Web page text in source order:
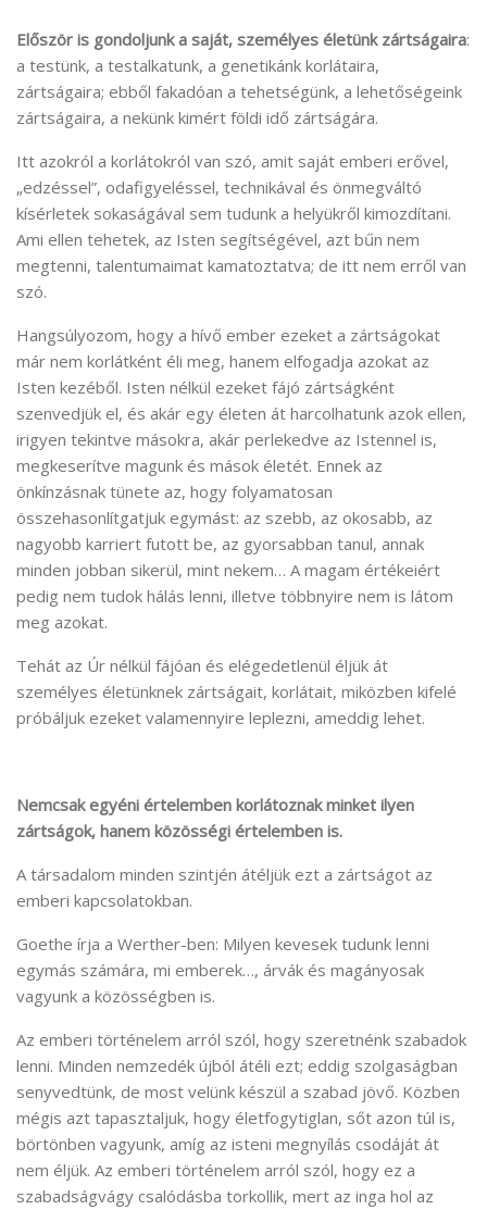
Először is gondoljunk a saját, személyes életünk zártságaira:
a testünk, a testalkatunk, a genetikánk korlátaira,
zártságaira; ebből fakadóan a tehetségünk, a lehetőségeink
zártságaira, a nekünk kimért földi idő zártságára.
Itt azokról a korlátokról van szó, amit saját emberi erővel,
„edzéssel”, odafigyeléssel, technikával és önmegváltó
kísérletek sokaságával sem tudunk a helyükről kimozdítani.
Ami ellen tehetek, az Isten segítségével, azt bűn nem
megtenni, talentumaimat kamatoztatva; de itt nem erről van
szó.
Hangsúlyozom, hogy a hívő ember ezeket a zártságokat
már nem korlátként éli meg, hanem elfogadja azokat az
Isten kezéből. Isten nélkül ezeket fájó zártságként
szenvedjük el, és akár egy életen át harcolhatunk azok ellen,
irigyen tekintve másokra, akár perlekedve az Istennel is,
megkeserítve magunk és mások életét. Ennek az
önkínzásnak tünete az, hogy folyamatosan
összehasonlítgatjuk egymást: az szebb, az okosabb, az
nagyobb karriert futott be, az gyorsabban tanul, annak
minden jobban sikerül, mint nekem… A magam értékeiért
pedig nem tudok hálás lenni, illetve többnyire nem is látom
meg azokat.
Tehát az Úr nélkül fájóan és elégedetlenül éljük át
személyes életünknek zártságait, korlátait, miközben kifelé
próbáljuk ezeket valamennyire leplezni, ameddig lehet.
Nemcsak egyéni értelemben korlátoznak minket ilyen
zártságok, hanem közösségi értelemben is.
A társadalom minden szintjén átéljük ezt a zártságot az
emberi kapcsolatokban.
Goethe írja a Werther-ben: Milyen kevesek tudunk lenni
egymás számára, mi emberek…, árvák és magányosak
vagyunk a közösségben is.
Az emberi történelem arról szól, hogy szeretnénk szabadok
lenni. Minden nemzedék újból átéli ezt; eddig szolgaságban
senyvedtünk, de most velünk készül a szabad jövő. Közben
mégis azt tapasztaljuk, hogy életfogytiglan, sőt azon túl is,
börtönben vagyunk, amíg az isteni megnyílás csodáját át
nem éljük. Az emberi történelem arról szól, hogy ez a
szabadságvágy csalódásba torkollik, mert az inga hol az